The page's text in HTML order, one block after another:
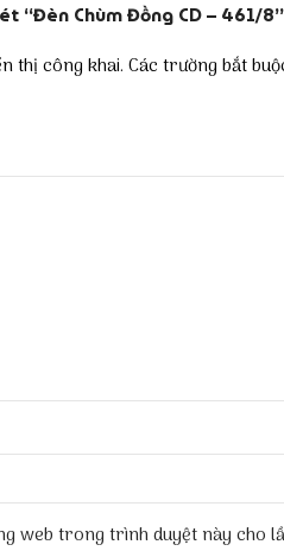
“Đèn Chùm Đồng CD – 461/8”
thị công khai. Các trường bắt
web trong trình duyệt này cho